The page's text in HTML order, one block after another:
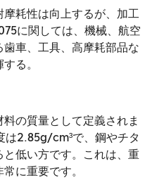
耗性は向上するが、加工
に関しては、機械、航空
車、工具、高摩耗部品な
る。
の質量として定義されま
は2.85g/cm³で、鋼やチタ
低い方です。これは、重
に重要です。